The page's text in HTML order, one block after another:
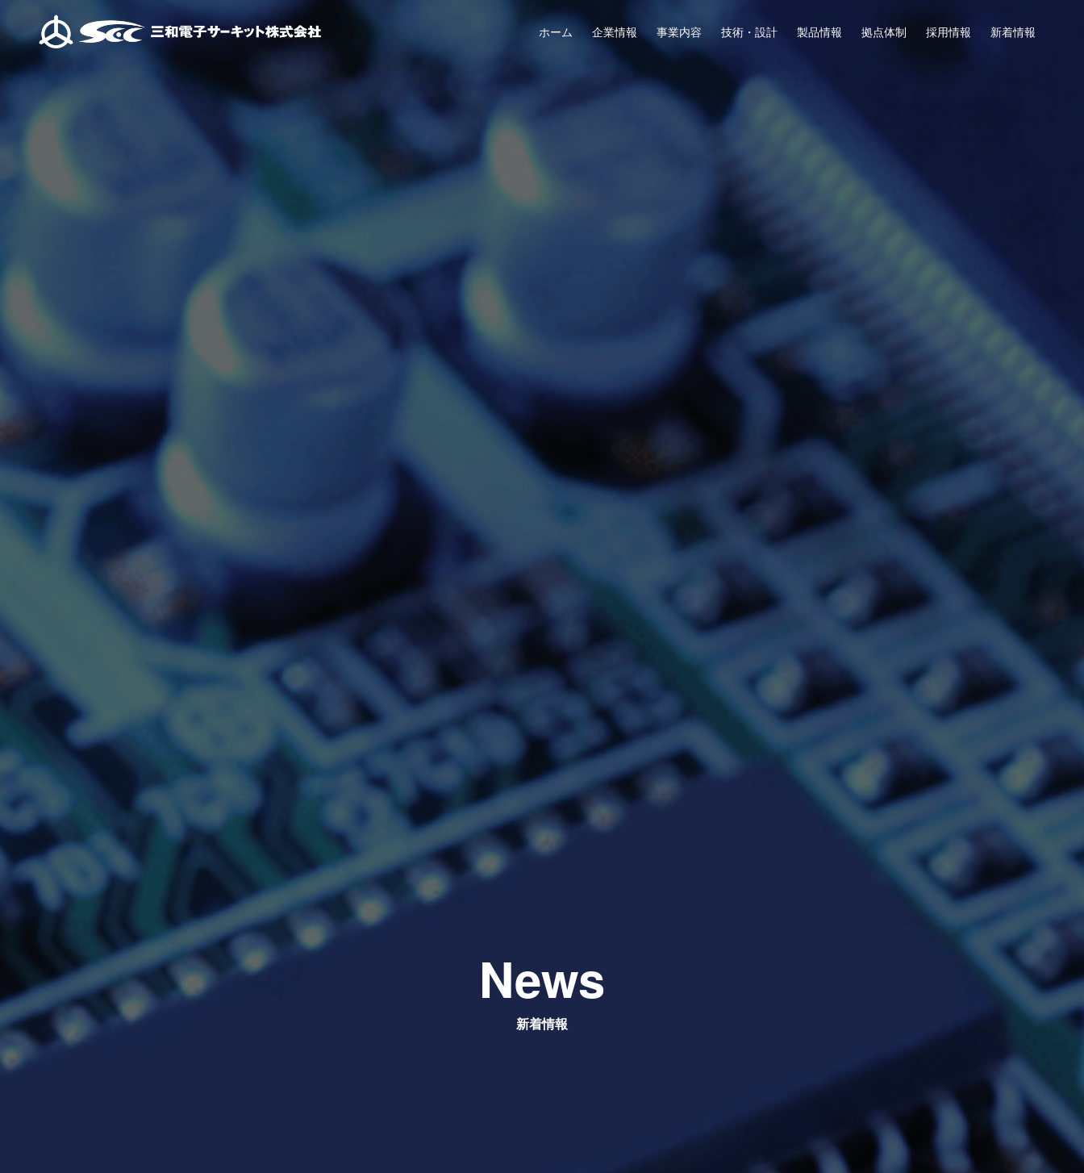
ホーム
企業情報
CSRなどの方針 関連会社
事業内容
技術・設計
先進の技術「デバイス基板」 CAD設計・試作実装
製品情報
拠点体制
採用情報
社員インタビュー 社員交流
新着情報
News
新着情報